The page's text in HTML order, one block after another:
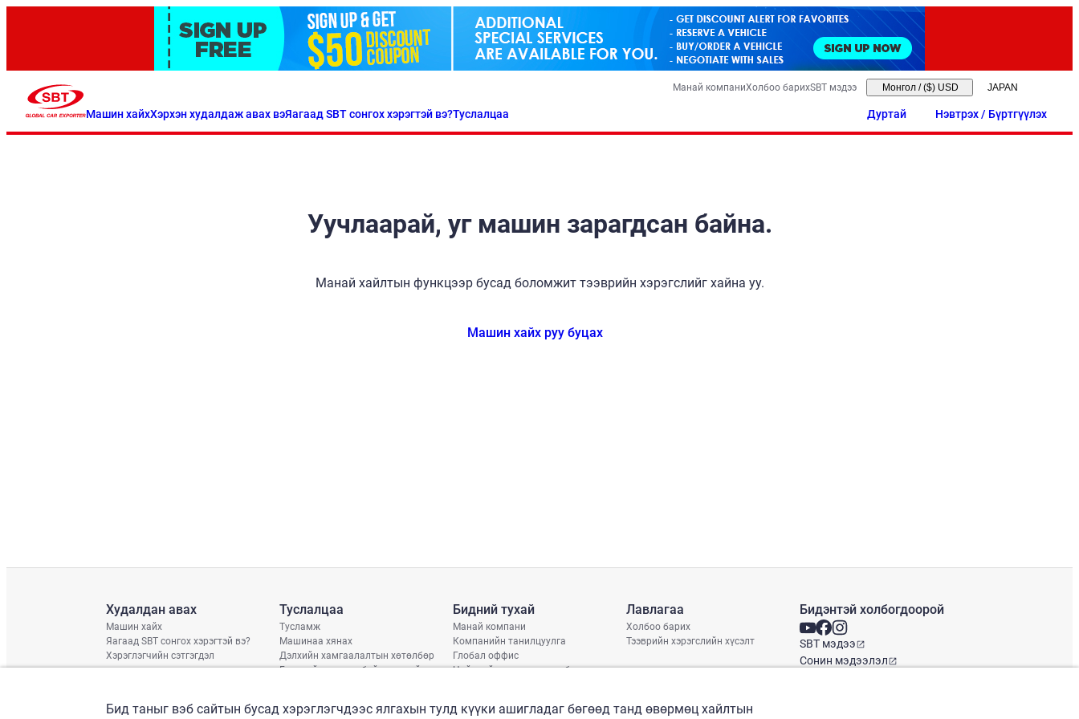
Машин хайхХэрхэн худалдаж авах вэЯагаад SBT сонгох хэрэгтэй вэ?Туслалцаа
Манай компаниХолбоо барихSBT мэдээ Монгол / ($) USD
Дуртай Нэвтрэх / Бүртгүүлэх
Уучлаарай, уг машин зарагдсан байна.
Манай хайлтын функцээр бусад боломжит тээврийн хэрэгслийг хайна уу.
Машин хайх руу буцах
Худалдан авах
Машин хайх
Яагаад SBT сонгох хэрэгтэй вэ?
Хэрэглэгчийн сэтгэгдэл
Туслалцаа
Тусламж
Машинаа хянах
Дэлхийн хамгаалалтын хөтөлбөр
Гэмтлийн нөхцөл байдлын тайлан
Бидний тухай
Манай компани
Компанийн танилцуулга
Глобал оффис
Нийгмийн хариуцлагын бодлого
Лавлагаа
Холбоо барих
Тээврийн хэрэгслийн хүсэлт
Бидэнтэй холбогдоорой
SBT мэдээ
Сонин мэдээлэл
Бид таныг вэб сайтын бусад хэрэглэгчдээс ялгахын тулд күүки ашигладаг бөгөөд танд өвөрмөц хайлтын